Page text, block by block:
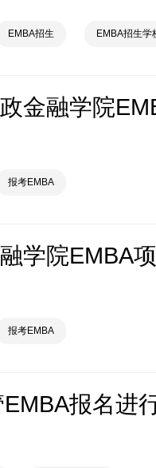
EMBA招生 EMBA招生学
报考EMBA
报考EMBA
报名进